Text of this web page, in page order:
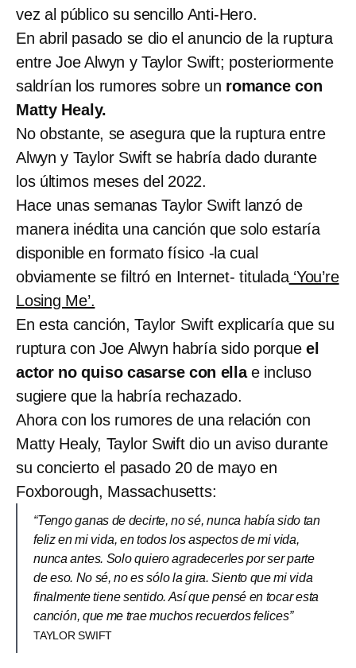
vez al público su sencillo Anti-Hero.
En abril pasado se dio el anuncio de la ruptura
entre Joe Alwyn y Taylor Swift; posteriormente
saldrían los rumores sobre un romance con
Matty Healy.
No obstante, se asegura que la ruptura entre
Alwyn y Taylor Swift se habría dado durante
los últimos meses del 2022.
Hace unas semanas Taylor Swift lanzó de
manera inédita una canción que solo estaría
disponible en formato físico -la cual
obviamente se filtró en Internet- titulada‘You’re
Losing Me’.
En esta canción, Taylor Swift explicaría que su
ruptura con Joe Alwyn habría sido porque el
actor no quiso casarse con ellae incluso
sugiere que la habría rechazado.
Ahora con los rumores de una relación con
Matty Healy, Taylor Swift dio un aviso durante
su concierto el pasado 20 de mayo en
Foxborough, Massachusetts:
“Tengo ganas de decirte, no sé, nunca había sido tan
feliz en mi vida, en todos los aspectos de mi vida,
nunca antes. Solo quiero agradecerles por ser parte
de eso. No sé, no es sólo la gira. Siento que mi vida
finalmente tiene sentido. Así que pensé en tocar esta
canción, que me trae muchos recuerdos felices”
TAYLOR SWIFT